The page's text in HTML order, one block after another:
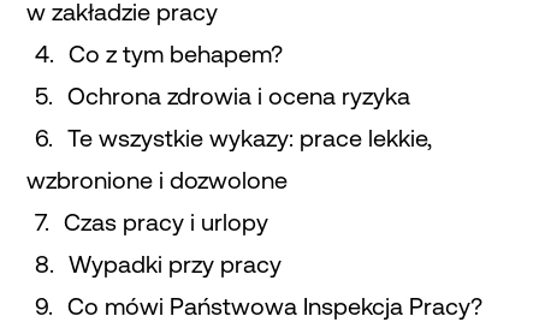
w zakładzie pracy
Co z tym behapem?
Ochrona zdrowia i ocena ryzyka
Te wszystkie wykazy: prace lekkie,
wzbronione i dozwolone
Czas pracy i urlopy
Wypadki przy pracy
Co mówi Państwowa Inspekcja Pracy?